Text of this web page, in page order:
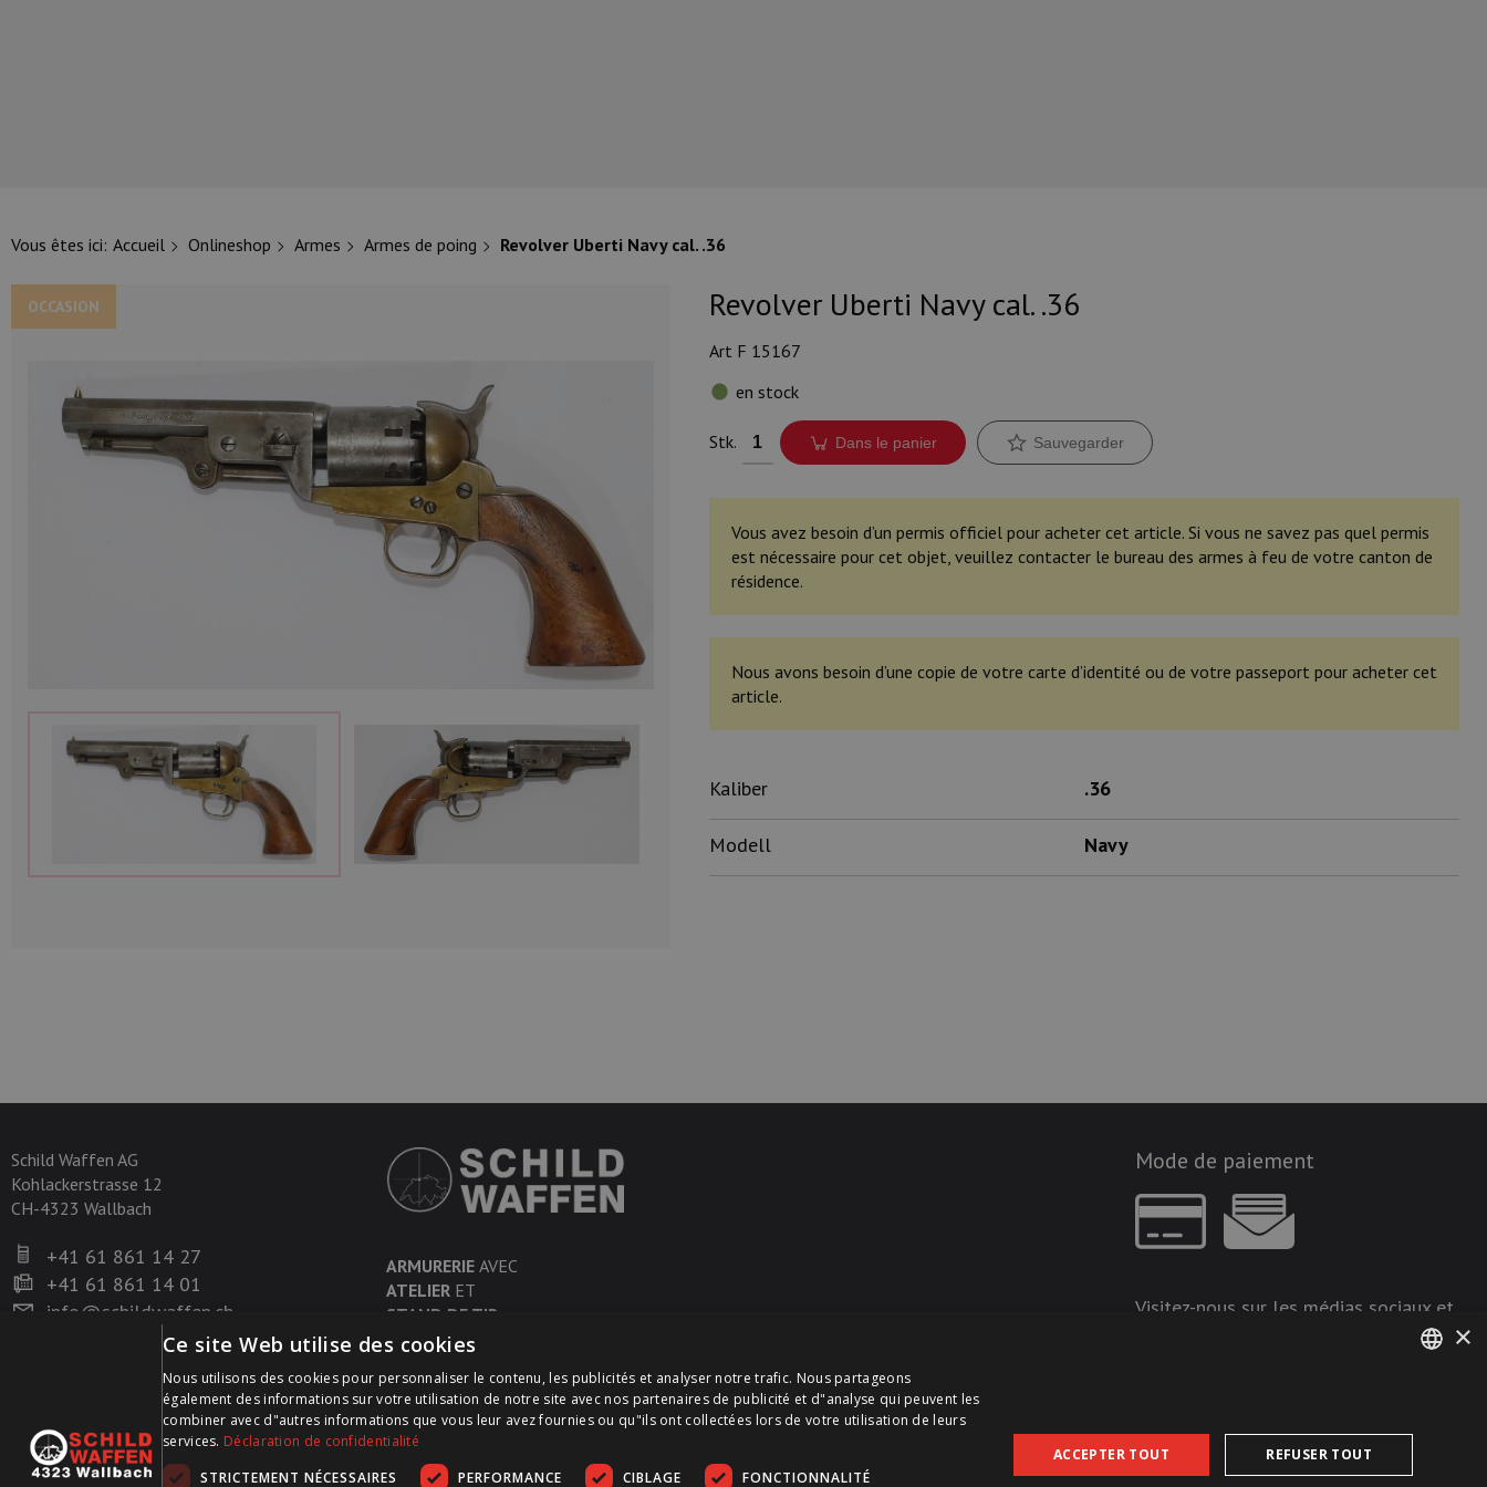
Vous êtes ici: Accueil Onlineshop Armes Armes de poing Revolver Uberti Navy cal. .36
OCCASION Revolver Uberti Navy cal. .36
Art F 15167
en stock
Stk. Dans le panier Sauvegarder
Vous avez besoin d’un permis officiel pour acheter cet article. Si vous ne savez pas quel permis
est nécessaire pour cet objet, veuillez contacter le bureau des armes à feu de votre canton de
résidence.
Nous avons besoin d’une copie de votre carte d’identité ou de votre passeport pour acheter cet
article.
Kaliber .36
Modell Navy
Schild Waffen AG
Kohlackerstrasse 12
CH-4323 Wallbach
+41 61 861 14 27
+41 61 861 14 01
info@schildwaffen.ch
ARMURERIE AVEC
ATELIER ET
STAND DE TIR
Mode de paiement
Visitez-nous sur les médias sociaux et
NOS CATÉGORIES PRINCIPALES
FRENCH
×
Ce site Web utilise des cookies
Nous utilisons des cookies pour personnaliser le contenu, les publicités et analyser notre trafic. Nous partageons
également des informations sur votre utilisation de notre site avec nos partenaires de publicité et d"analyse qui peuvent les
combiner avec d"autres informations que vous leur avez fournies ou qu"ils ont collectées lors de votre utilisation de leurs
services. Déclaration de confidentialité
STRICTEMENT NÉCESSAIRES
PERFORMANCE CIBLAGE FONCTIONNALITÉ
ACCEPTER TOUT REFUSER TOUT